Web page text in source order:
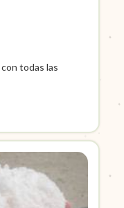
con todas las